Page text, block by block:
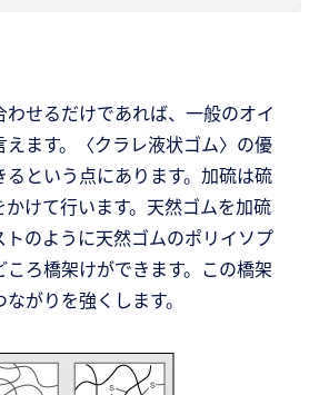
せるだけであれば、一般のオイ
ます。〈クラレ液状ゴム〉の優
という点にあります。加硫は硫
けて行います。天然ゴムを加硫
のように天然ゴムのポリイソプ
ころ橋架けができます。この橋架
がりを強くします。